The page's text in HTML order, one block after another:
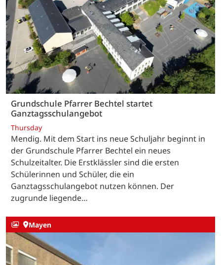
Grundschule Pfarrer Bechtel startet
Ganztagsschulangebot
Thursday
Mendig. Mit dem Start ins neue Schuljahr beginnt in
der Grundschule Pfarrer Bechtel ein neues
Schulzeitalter. Die Erstklässler sind die ersten
Schülerinnen und Schüler, die ein
Ganztagsschulangebot nutzen können. Der
zugrunde liegende…
Mayen